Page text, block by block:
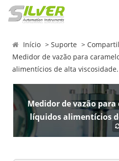
Início Suporte
Medidor de vazão para
alimentícios de alta viscosidade.
Medidor de vazão
líquidos alimentícios